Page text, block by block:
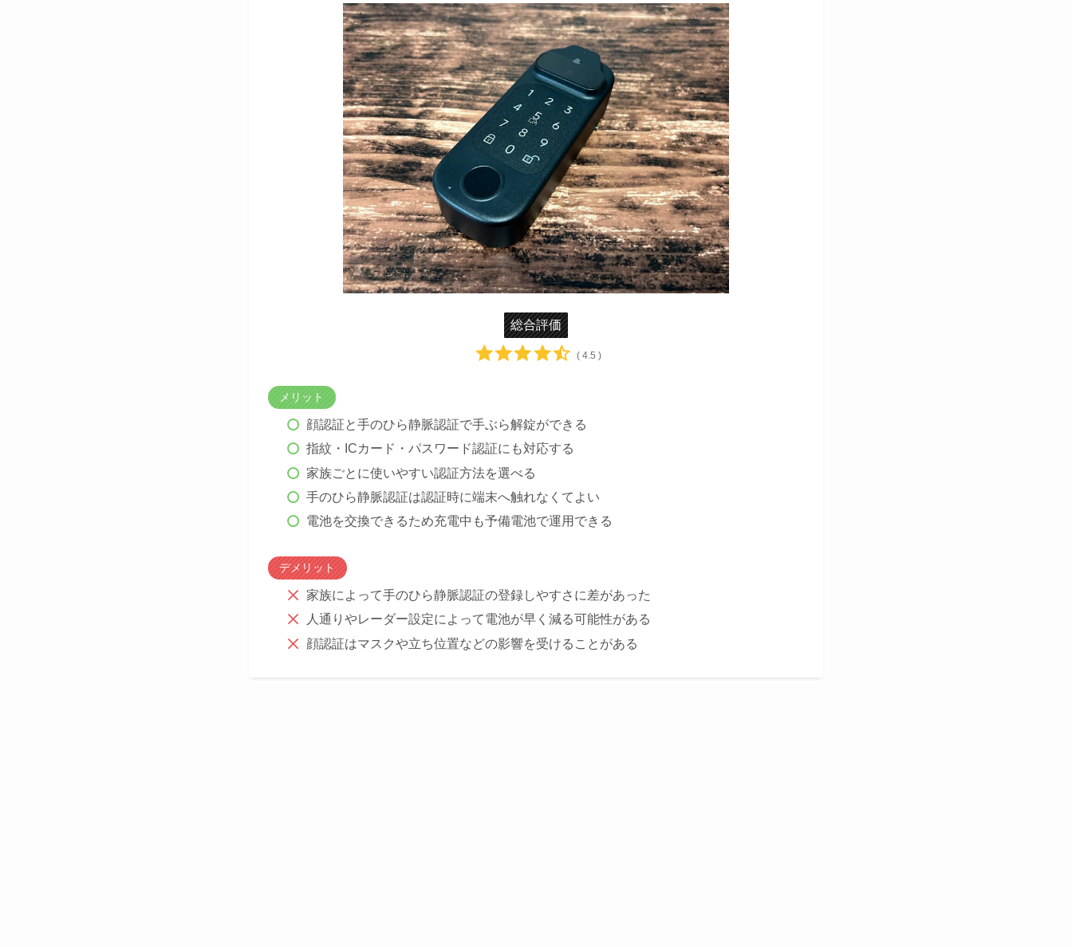
総合評価
( 4.5 )
メリット
顔認証と手のひら静脈認証で手ぶら解錠ができる
指紋・ICカード・パスワード認証にも対応する
家族ごとに使いやすい認証方法を選べる
手のひら静脈認証は認証時に端末へ触れなくてよい
電池を交換できるため充電中も予備電池で運用できる
デメリット
家族によって手のひら静脈認証の登録しやすさに差があった
人通りやレーダー設定によって電池が早く減る可能性がある
顔認証はマスクや立ち位置などの影響を受けることがある